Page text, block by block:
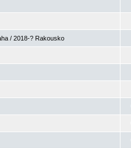
/ 2018-? Rakousko